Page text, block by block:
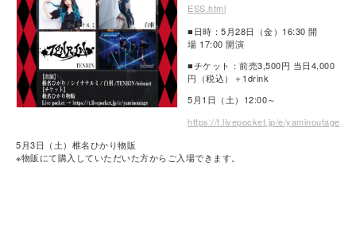
ESS.html
■日時：5月28日（金）16:30 開
場 17:00 開演
■チケット：前売3,500円 当日4,000
円（税込）＋1drink
5月1日（土）12:00～
https://t.livepocket.jp/e/yaminoutage
5月3日（土）椎名ひかり物販
※物販にて購入していただいた方からご入場できます。